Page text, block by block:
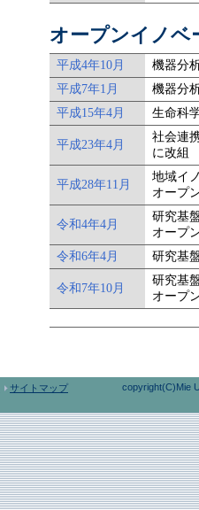
オープンイノベ
平成4年10月
機器分
平成7年1月
機器分
平成15年4月
生命科
平成23年4月
社会連
に改組
平成28年11月
地域イ
オープ
令和4年4月
研究基
オープ
令和6年4月
研究基
令和7年10月
研究基
オープ
サイトマップ copyright(C)Mie